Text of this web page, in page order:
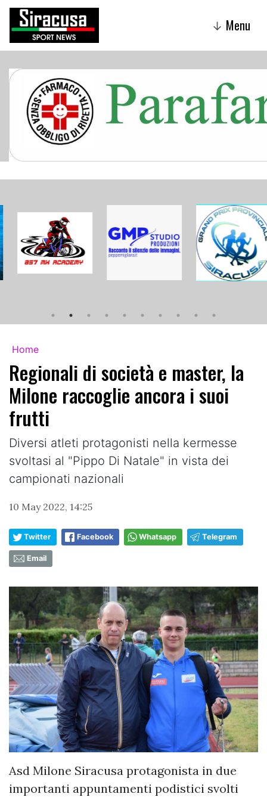
↓ Menu
Home
Regionali di società e master, la
Milone raccoglie ancora i suoi
frutti
Diversi atleti protagonisti nella kermesse
svoltasi al "Pippo Di Natale" in vista dei
campionati nazionali
10 May 2022, 14:25
Twitter Facebook Whatsapp Telegram
Email
Asd Milone Siracusa protagonista in due
importanti appuntamenti podistici svolti